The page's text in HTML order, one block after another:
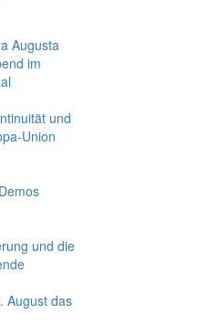
Augusta
im
und
Union
und die
August das